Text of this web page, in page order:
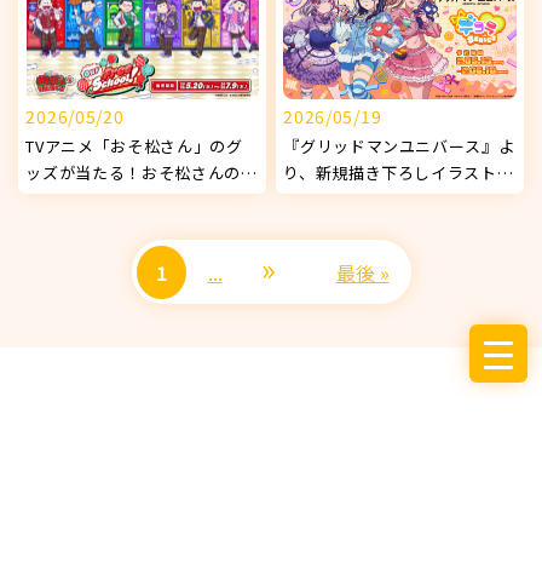
2026/05/20
TVアニメ「おそ松さん」のグ
ッズが当たる！おそ松さんの
WEBくじ 第29弾 『Our Free
2026/05/19
『グリッドマンユニバース』よ
り、新規描き下ろしイラストを
使用したオリジナルグッズが発
1 ... » 最後 »